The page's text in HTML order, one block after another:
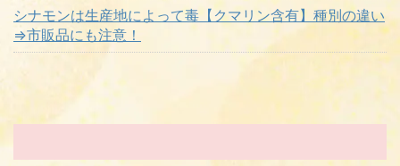
シナモンは生産地によって毒【クマリン含有】種別の違い
⇒市販品にも注意！